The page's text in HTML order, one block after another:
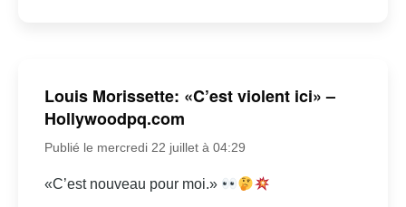
Louis Morissette: «C’est violent ici» –
Hollywoodpq.com
Publié le mercredi 22 juillet à 04:29
«C’est nouveau pour moi.»